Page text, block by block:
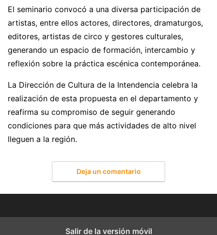
El seminario convocó a una diversa participación de
artistas, entre ellos actores, directores, dramaturgos,
editores, artistas de circo y gestores culturales,
generando un espacio de formación, intercambio y
reflexión sobre la práctica escénica contemporánea.
La Dirección de Cultura de la Intendencia celebra la
realización de esta propuesta en el departamento y
reafirma su compromiso de seguir generando
condiciones para que más actividades de alto nivel
lleguen a la región.
Deja un comentario
Salir de la versión móvil